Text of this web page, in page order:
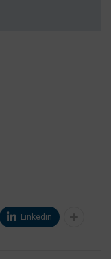
Linkedin